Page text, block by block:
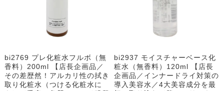
bi2769 プレ化粧水フルボ（無
香料）200ml 【店長企画品／
その差歴然！アルカリ性の拭き
取り化粧水（つける化粧水に
bi2937 モイスチャーベース化
粧水（無香料）120ml 【店長
企画品／インナードライ対策の
導入美容水／4大美容成分を最